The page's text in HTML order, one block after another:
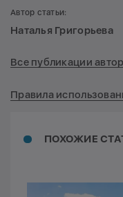
ПОХОЖИЕ
Автор статьи:
Наталья Григорьева
Все публикации
Правила